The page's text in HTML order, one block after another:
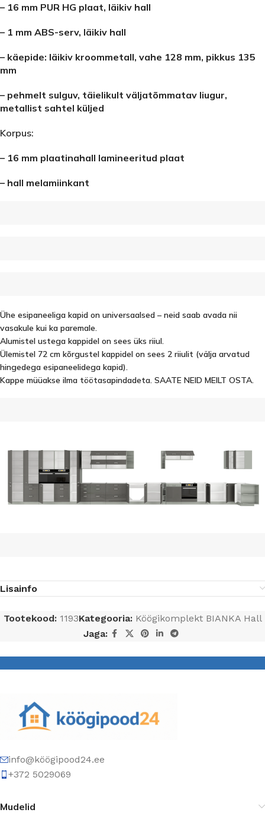
– 16 mm PUR HG plaat, läikiv hall
– 1 mm ABS-serv, läikiv hall
– käepide: läikiv kroommetall, vahe 128 mm, pikkus 135
mm
– pehmelt sulguv, täielikult väljatõmmatav liugur,
metallist sahtel küljed
Korpus:
– 16 mm plaatinahall lamineeritud plaat
– hall melamiinkant
Ühe esipaneeliga kapid on universaalsed – neid saab avada nii
vasakule kui ka paremale.
Alumistel ustega kappidel on sees üks riiul.
Ülemistel 72 cm kõrgustel kappidel on sees 2 riiulit (välja arvatud
hingedega esipaneelidega kapid).
Kappe müüakse ilma töötasapindadeta. SAATE NEID MEILT OSTA.
Lisainfo
Tootekood: 1193Kategooria: Köögikomplekt BIANKA Hall
Jaga:
info@köögipood24.ee
+372 5029069
Mudelid